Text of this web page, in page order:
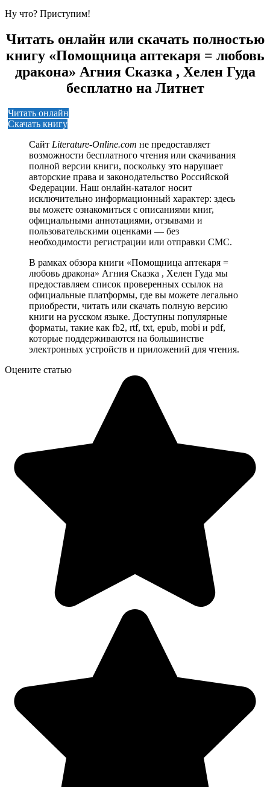
Ну что? Приступим!
Читать онлайн или скачать полностью
книгу «Помощница аптекаря = любовь
дракона» Агния Сказка , Хелен Гуда
бесплатно на Литнет
Читать онлайн
Скачать книгу
Сайт Literature-Online.com не предоставляет
возможности бесплатного чтения или скачивания
полной версии книги, поскольку это нарушает
авторские права и законодательство Российской
Федерации. Наш онлайн-каталог носит
исключительно информационный характер: здесь
вы можете ознакомиться с описаниями книг,
официальными аннотациями, отзывами и
пользовательскими оценками — без
необходимости регистрации или отправки СМС.
В рамках обзора книги «Помощница аптекаря =
любовь дракона» Агния Сказка , Хелен Гуда мы
предоставляем список проверенных ссылок на
официальные платформы, где вы можете легально
приобрести, читать или скачать полную версию
книги на русском языке. Доступны популярные
форматы, такие как fb2, rtf, txt, epub, mobi и pdf,
которые поддерживаются на большинстве
электронных устройств и приложений для чтения.
Оцените статью